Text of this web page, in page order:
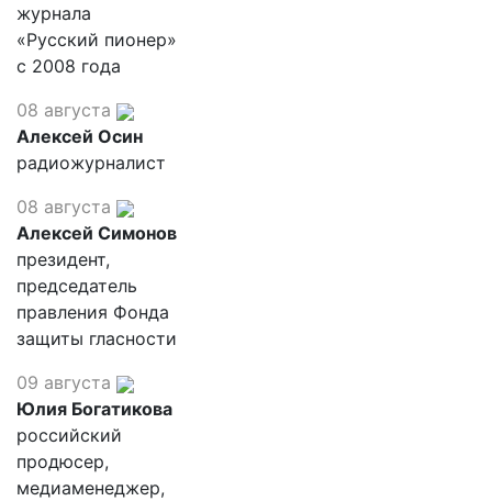
журнала
«Русский пионер»
с 2008 года
08 августа
Алексей Осин
радиожурналист
08 августа
Алексей Симонов
президент,
председатель
правления Фонда
защиты гласности
09 августа
Юлия Богатикова
российский
продюсер,
медиаменеджер,